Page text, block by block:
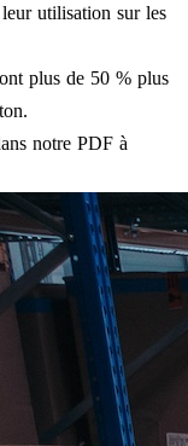
utilisation sur les
plus de 50 % plus
notre PDF à